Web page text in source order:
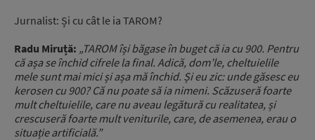
Jurnalist: Și cu cât le ia TAROM?
Radu Miruță: „TAROM își băgase în buget că ia cu 900. Pentru
că așa se închid cifrele la final. Adică, dom’le, cheltuielile
mele sunt mai mici și așa mă închid. Și eu zic: unde găsesc eu
kerosen cu 900? Că nu poate să ia nimeni. Scăzuseră foarte
mult cheltuielile, care nu aveau legătură cu realitatea, și
crescuseră foarte mult veniturile, care, de asemenea, erau o
situație artificială.”